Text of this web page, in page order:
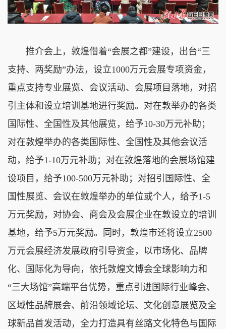
推介会上，敦煌借着“会展之都”建设，出台“三
支持、两奖励”办法，设立1000万元会展专项资金，
重点支持专业展览、会议活动、会展项目落地，对招
引主体和设立培训基地进行奖励。对在敦举办的各类
国际性、全国性及其他展览，给予10-30万元补助；
对在敦煌举办的各类国际性、全国性及其他会议活
动，给予1-10万元补助；对在敦煌落地的会展场馆建
设项目，给予100-500万元补助；对招引国际性、全
国性展览、会议在敦煌举办的单位或个人，给予1-5
万元奖励， 对协会、商会及会展企业在敦设立的培训
基地，给予5万元奖励。同时，敦煌市还将设立2500
万元会展经济发展政府引导资金，以市场化、品牌
化、国际化为导向，依托敦煌文博会全球影响力和
“三大场馆”高端平台优势，重点引进国际行业峰会、
区域性品牌展会、前沿领域论坛、文化创意展览及全
球新品首发活动，全力打造具有丝路文化特色与国际